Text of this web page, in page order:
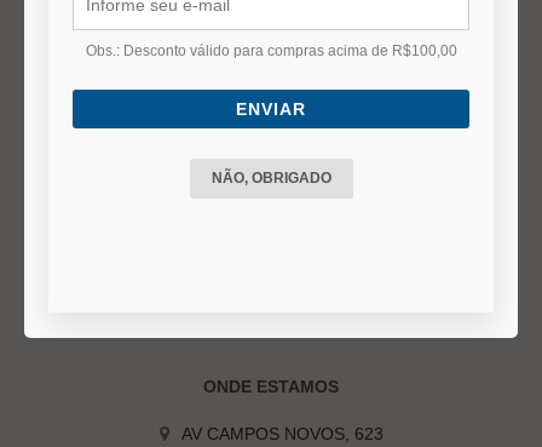
Duvidas Frequentes
Termos e Políticas
DÚVIDAS FREQUENTES
Status do Pedido
Prazo de entrega
ONDE ESTAMOS
AV CAMPOS NOVOS, 623
Obs.: Desconto válido para compras acima de R$100,00
ENVIAR
NÃO, OBRIGADO